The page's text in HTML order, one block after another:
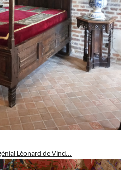
Léonard de Vinci...